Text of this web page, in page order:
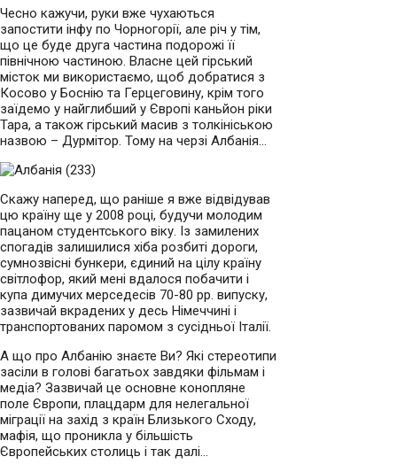
Чесно кажучи, руки вже чухаються
запостити інфу по Чорногорії, але річ у тім,
що це буде друга частина подорожі її
північною частиною. Власне цей гірський
місток ми використаємо, щоб добратися з
Косово у Боснію та Герцеговину, крім того
заїдемо у найглибший у Європі каньйон ріки
Тара, а також гірський масив з толкініською
назвою – Дурмітор. Тому на черзі Албанія…
Скажу наперед, що раніше я вже відвідував
цю країну ще у 2008 році, будучи молодим
пацаном студентського віку. Із замилених
спогадів залишилися хіба розбиті дороги,
сумнозвісні бункери, єдиний на цілу країну
світлофор, який мені вдалося побачити і
купа димучих мерседесів 70-80 рр. випуску,
зазвичай вкрадених у десь Німеччині і
транспортованих паромом з сусідньої Італії.
А що про Албанію знаєте Ви? Які стереотипи
засіли в голові багатьох завдяки фільмам і
медіа? Зазвичай це основне конопляне
поле Європи, плацдарм для нелегальної
міграції на захід з країн Близького Сходу,
мафія, що проникла у більшість
Європейських столиць і так далі…